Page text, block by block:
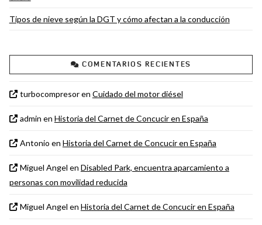
Tipos de nieve según la DGT y cómo afectan a la conducción
COMENTARIOS RECIENTES
turbocompresoren Cuidado del motor diésel
admin en Historia del Carnet de Concucir en España
Antonio en Historia del Carnet de Concucir en España
Miguel Angel en Disabled Park, encuentra aparcamiento a
personas con movilidad reducida
Miguel Angel en Historia del Carnet de Concucir en España